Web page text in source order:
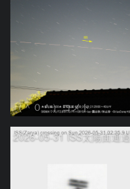
（＾０＾）コメト
2026-05-31 ISS太陽面通過